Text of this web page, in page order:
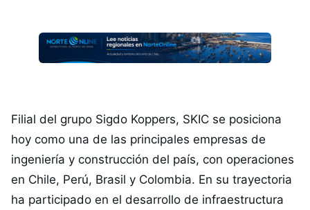
Filial del grupo Sigdo Koppers, SKIC se posiciona
hoy como una de las principales empresas de
ingeniería y construcción del país, con operaciones
en Chile, Perú, Brasil y Colombia. En su trayectoria
ha participado en el desarrollo de infraestructura